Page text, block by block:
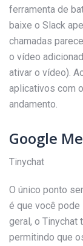
ferramenta de
baixe o Slack
chamadas
o vídeo
ativar o vídeo).
aplicativos com
andamento.
Google
Tinychat
O único ponto
é que você
geral, o Tinychat
permitindo que